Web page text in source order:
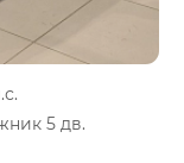
5 дв.